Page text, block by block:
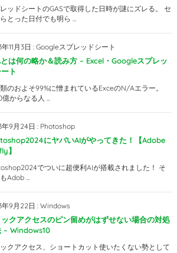
ッドシートのGASで取得した日時が謎にズレる。 セ
とった日付でも明ら ...
11月3日 : Googleスプレッドシート
は何の略か＆読み方 – Excel・Googleスプレッ
ート
のおよそ99%に憎まれているExceのN/Aエラー。
億からなる人 ...
年9月24日 : Photoshop
にヤバいAIがやってきた！【Adobe
】
でついに超便利AIが搭載されました！ そ
Adob ...
年9月22日 : Windows
ックアクセスのピン留めがはずせない場合の対処
– Windows10
クアクセス、ショートカット使いたくない勢として